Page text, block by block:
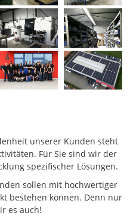
unserer Kunden steht
Für Sie sind wir der
spezifischer Lösungen.
sollen mit hochwertiger
bestehen können. Denn nur
es auch!